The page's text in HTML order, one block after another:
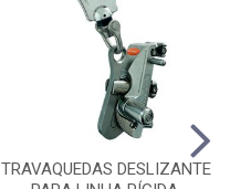
TRAVAQUEDAS DESLIZANTE